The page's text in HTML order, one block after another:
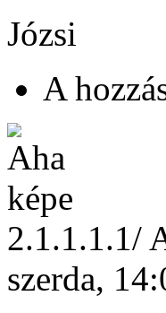
Józsi
A
2.1.1.1.1/
szerda,